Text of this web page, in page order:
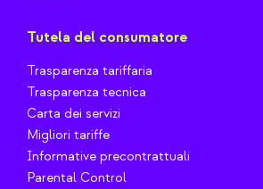
Tutela del consumatore
Trasparenza tariffaria
Trasparenza tecnica
Carta dei servizi
Migliori tariffe
Informative precontrattuali
Parental Control